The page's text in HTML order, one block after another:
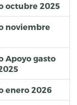
octubre 2025
noviembre
Apoyo gasto
enero 2026